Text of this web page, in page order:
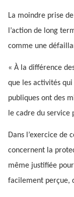
La moindre prise
l’action de long
comme une
« À la différence
que les activités
publiques ont des
le cadre du service
Dans l’exercice de
concernent la
même justifiée
facilement perçue,